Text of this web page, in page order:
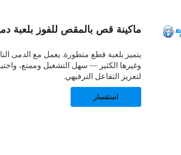
ماكينة قص بالمقص للفوز بلعبة
يتميز بلعبة قطع متطورة. يعمل مع الدمى
وغيرها الكثير — سهل التشغيل وممتع،
لتعزيز التفاعل الترفيهي.
استفسار